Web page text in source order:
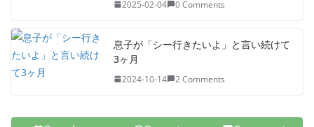
2025-02-04 0 Comments
息子が「シー行きたいよ」と言い続けて
3ヶ月
2024-10-14 2 Comments